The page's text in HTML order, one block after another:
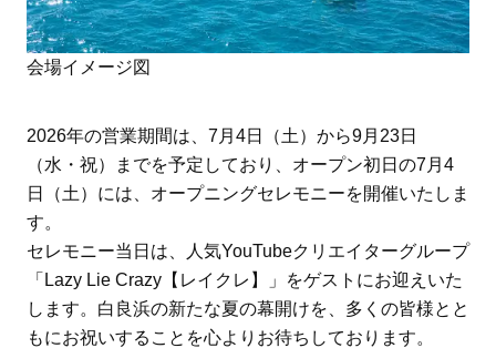
会場イメージ図
2026年の営業期間は、7月4日（土）から9月23日
（水・祝）までを予定しており、オープン初日の7月4
日（土）には、オープニングセレモニーを開催いたしま
す。
セレモニー当日は、人気YouTubeクリエイターグループ
「Lazy Lie Crazy【レイクレ】」をゲストにお迎えいた
します。白良浜の新たな夏の幕開けを、多くの皆様とと
もにお祝いすることを心よりお待ちしております。